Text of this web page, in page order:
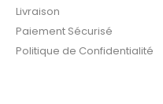
Livraison
Paiement Sécurisé
Politique de Confidentialité